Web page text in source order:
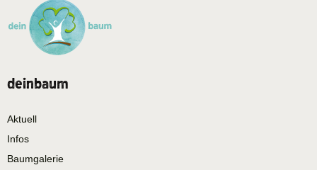
deinbaum
Aktuell
Infos
Baumgalerie